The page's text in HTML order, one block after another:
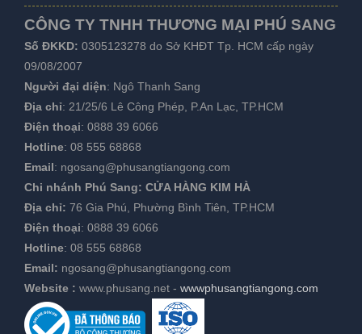
CÔNG TY TNHH THƯƠNG MẠI PHÚ SANG
Số ĐKKD: 0305123278 do Sở KHĐT Tp. HCM cấp ngày
09/08/2007
Người đại diện: Ngô Thanh Sang
Địa chỉ: 21/25/6 Lê Công Phép, P.An Lạc, TP.HCM
Điện thoại: 0888 39 6066
Hotline: 08 555 68868
Email: ngosang@phusangtiangong.com
Chi nhánh Phú Sang: CỬA HÀNG KIM HÀ
Địa chỉ: 76 Gia Phú, Phường Bình Tiên, TP.HCM
Điện thoại: 0888 39 6066
Hotline: 08 555 68868
Email: ngosang@phusangtiangong.com
Website : www.phusang.net - wwwphusangtiangong.com